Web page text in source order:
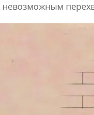
невозможным